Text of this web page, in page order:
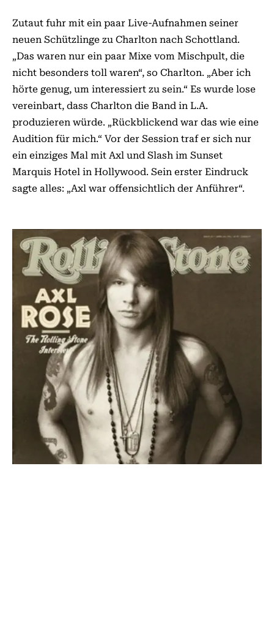
Zutaut fuhr mit ein paar Live-Aufnahmen seiner
neuen Schützlinge zu Charlton nach Schottland.
„Das waren nur ein paar Mixe vom Mischpult, die
nicht besonders toll waren“, so Charlton. „Aber ich
hörte genug, um interessiert zu sein.“ Es wurde lose
vereinbart, dass Charlton die Band in L.A.
produzieren würde. „Rückblickend war das wie eine
Audition für mich.“ Vor der Session traf er sich nur
ein einziges Mal mit Axl und Slash im Sunset
Marquis Hotel in Hollywood. Sein erster Eindruck
sagte alles: „Axl war offensichtlich der Anführer“.